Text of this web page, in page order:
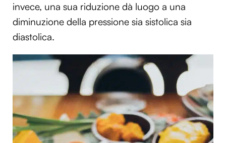
invece, una sua riduzione dà luogo a una
diminuzione della pressione sia sistolica sia
diastolica.